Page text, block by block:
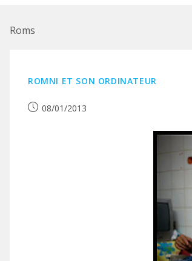
Roms
ROMNI ET SON ORDINATEUR
Publication
08/01/2013